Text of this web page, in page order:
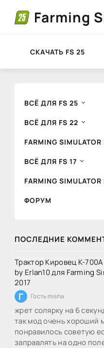
Farming
СКАЧАТЬ FS 25
ВСЁ ДЛЯ FS 25
ВСЁ ДЛЯ FS 22
FARMING SIMULATOR
ВСЁ ДЛЯ FS 17
FARMING SIMULATOR
ФОРУМ
ПОСЛЕДНИЕ
Трактор Кировец К-700А
by Erlan10 для Farming
2017
Г Гость misha
жрет солярку на 6
так мод очень хороший
понравилось советую
заправлять на одно